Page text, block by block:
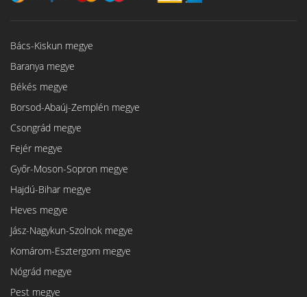
Bács-Kiskun megye
Baranya megye
Békés megye
Borsod-Abaúj-Zemplén megye
Csongrád megye
Fejér megye
Győr-Moson-Sopron megye
Hajdú-Bihar megye
Heves megye
Jász-Nagykun-Szolnok megye
Komárom-Esztergom megye
Nógrád megye
Pest megye